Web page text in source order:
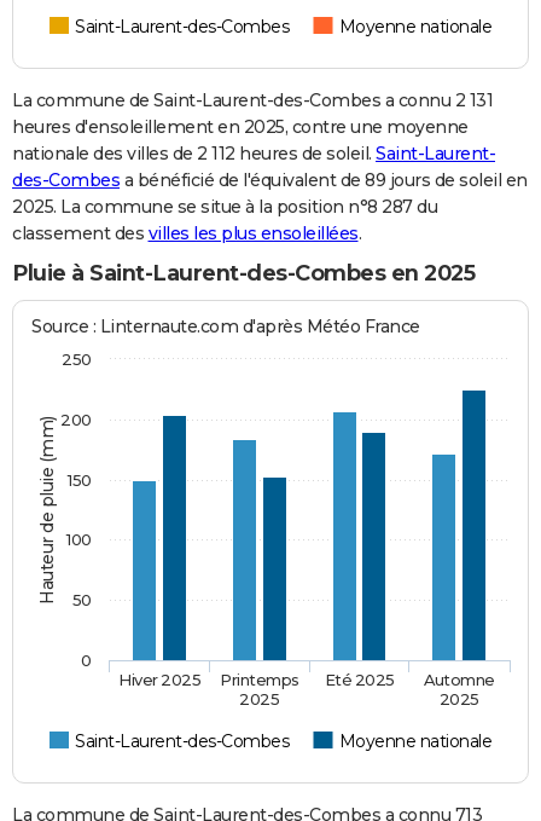
Saint-Laurent-des-Combes Moyenne nationale
La commune de Saint-Laurent-des-Combes a connu 2 131
heures d'ensoleillement en 2025, contre une moyenne
nationale des villes de 2 112 heures de soleil. Saint-Laurent-
des-Combes a bénéficié de l'équivalent de 89 jours de soleil en
2025. La commune se situe à la position n°8 287 du
classement des villes les plus ensoleillées.
Pluie à Saint-Laurent-des-Combes en 2025
Hauteur de pluie (mm)
Source : Linternaute.com d'après Météo France
Saint-Laurent-des-Combes Moyenne nationale
Hiver 2025
Printemps
2025
Eté 2025
Automne
2025
0
50
100
150
200
250
La commune de Saint-Laurent-des-Combes a connu 713